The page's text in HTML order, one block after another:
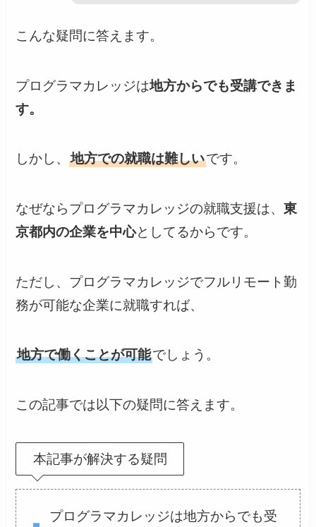
こんな疑問に答えます。
プログラマカレッジは地方からでも受講できま
す。
しかし、地方での就職は難しいです。
なぜならプログラマカレッジの就職支援は、東
京都内の企業を中心としてるからです。
ただし、プログラマカレッジでフルリモート勤
務が可能な企業に就職すれば、
地方で働くことが可能でしょう。
この記事では以下の疑問に答えます。
本記事が解決する疑問
プログラマカレッジは地方からでも受